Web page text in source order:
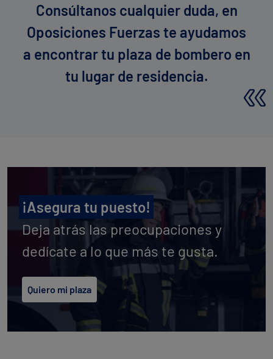
Consúltanos cualquier duda, en
Oposiciones Fuerzas te ayudamos
a encontrar tu plaza de bombero en
tu lugar de residencia.
¡Asegura tu puesto!
Deja atrás las preocupaciones y
dedícate a lo que más te gusta.
Quiero mi plaza